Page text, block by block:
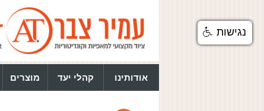
אודותינו קהלי יעד מוצרים
נגישות